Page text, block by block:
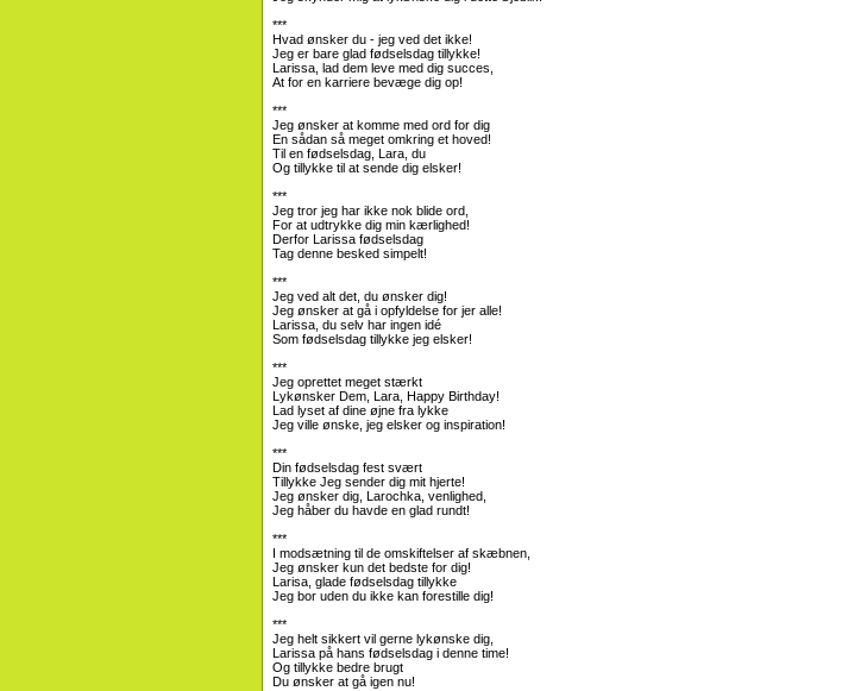
***
Hvad ønsker du - jeg ved det ikke!
Jeg er bare glad fødselsdag tillykke!
Larissa, lad dem leve med dig succes,
At for en karriere bevæge dig op!
***
Jeg ønsker at komme med ord for dig
En sådan så meget omkring et hoved!
Til en fødselsdag, Lara, du
Og tillykke til at sende dig elsker!
***
Jeg tror jeg har ikke nok blide ord,
For at udtrykke dig min kærlighed!
Derfor Larissa fødselsdag
Tag denne besked simpelt!
***
Jeg ved alt det, du ønsker dig!
Jeg ønsker at gå i opfyldelse for jer alle!
Larissa, du selv har ingen idé
Som fødselsdag tillykke jeg elsker!
***
Jeg oprettet meget stærkt
Lykønsker Dem, Lara, Happy Birthday!
Lad lyset af dine øjne fra lykke
Jeg ville ønske, jeg elsker og inspiration!
***
Din fødselsdag fest svært
Tillykke Jeg sender dig mit hjerte!
Jeg ønsker dig, Larochka, venlighed,
Jeg håber du havde en glad rundt!
***
I modsætning til de omskiftelser af skæbnen,
Jeg ønsker kun det bedste for dig!
Larisa, glade fødselsdag tillykke
Jeg bor uden du ikke kan forestille dig!
***
Jeg helt sikkert vil gerne lykønske dig,
Larissa på hans fødselsdag i denne time!
Og tillykke bedre brugt
Du ønsker at gå igen nu!